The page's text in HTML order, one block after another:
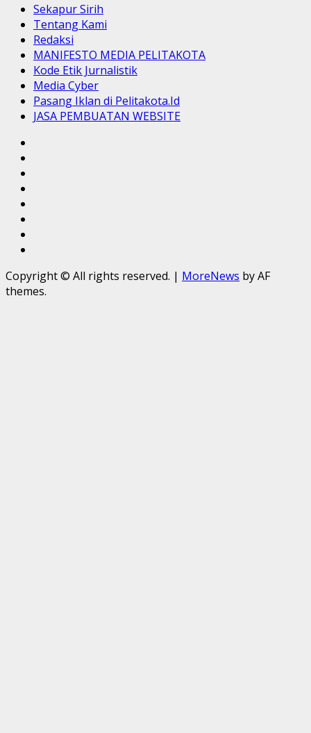
Sekapur Sirih
Tentang Kami
Redaksi
MANIFESTO MEDIA PELITAKOTA
Kode Etik Jurnalistik
Media Cyber
Pasang Iklan di Pelitakota.Id
JASA PEMBUATAN WEBSITE
Pelitakota.Id
WEBSITE
Copyright © All rights reserved. | MoreNews by AF
themes.